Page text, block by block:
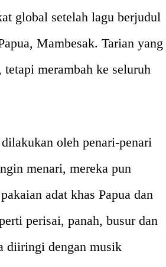
global setelah lagu berjudul
Mambesak. Tarian yang
merambah ke seluruh
oleh penari-penari
menari, mereka pun
adat khas Papua dan
perisai, panah, busur dan
diiringi dengan musik